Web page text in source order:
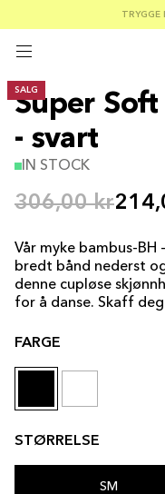
GRATIS
TRYGGE
SALG
Super
- svart
IN STOCK
306,00 kr
Vår myke bambus-BH
bredt bånd nederst
denne cupløse
for å danse. Skaff
FARGE
STØRRELSE
SM